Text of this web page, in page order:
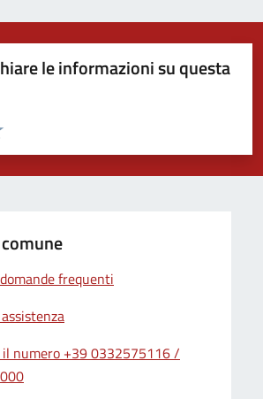
le informazioni su questa
pagina
5 stelle su 5
stelle su 5
su 5
5
frequenti
il numero +39 0332575116 /